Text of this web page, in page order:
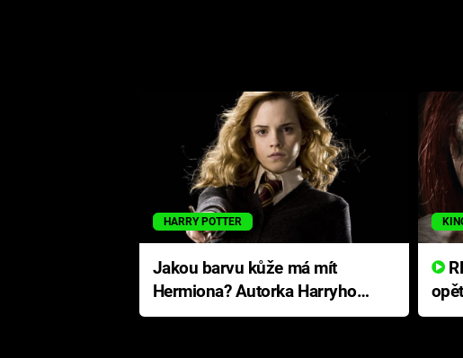
HARRY POTTER
Jakou barvu kůže má mít
Hermiona? Autorka Harryho
Pottera přišla s ráznou
RECENZE: Smrtelné zlo se